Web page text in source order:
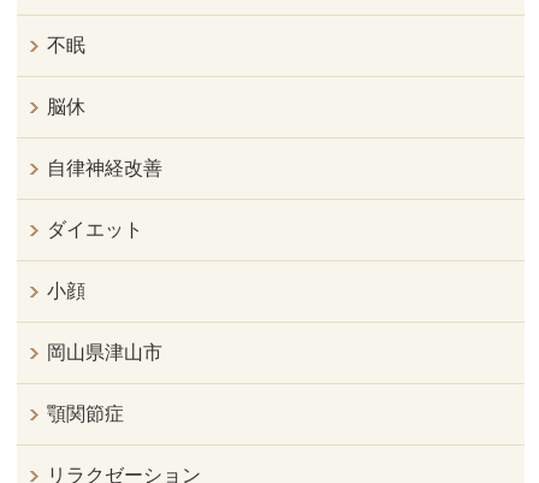
不眠
脳休
自律神経改善
ダイエット
小顔
岡山県津山市
顎関節症
リラクゼーション